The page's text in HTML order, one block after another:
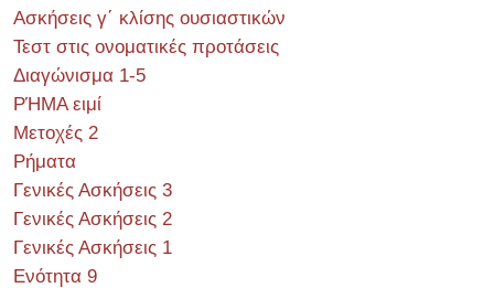
Ασκήσεις γ΄ κλίσης ουσιαστικών
Τεστ στις ονοματικές προτάσεις
Διαγώνισμα 1-5
ΡΉΜΑ ειμί
Μετοχές 2
Ρήματα
Γενικές Ασκήσεις 3
Γενικές Ασκήσεις 2
Γενικές Ασκήσεις 1
Ενότητα 9